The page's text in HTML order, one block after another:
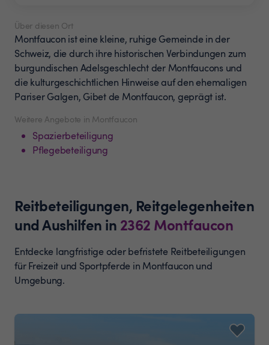
Weitere Angebote in Montfaucon
Spazierbeteiligung
Pflegebeteiligung
Über diesen Ort
Montfaucon ist eine kleine, ruhige Gemeinde in der
Schweiz, die durch ihre historischen Verbindungen zum
burgundischen Adelsgeschlecht der Montfaucons und
die kulturgeschichtlichen Hinweise auf den ehemaligen
Pariser Galgen, Gibet de Montfaucon, geprägt ist.
Reitbeteiligungen, Reitgelegenheiten
und Aushilfen in 2362 Montfaucon
Entdecke langfristige oder befristete Reitbeteiligungen
für Freizeit und Sportpferde in Montfaucon und
Umgebung.